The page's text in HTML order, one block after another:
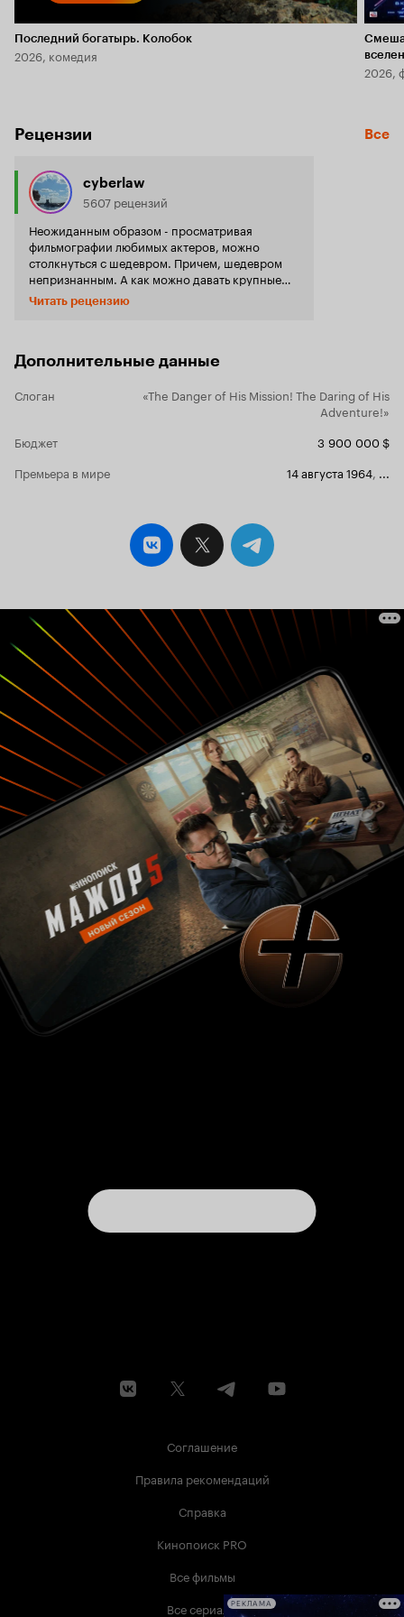
Последний богатырь. Колобок
2026, комедия
2026,
Рецензии Все
cyberlaw
5607 рецензий
Неожиданным образом - просматривая
фильмографии любимых актеров, можно
столкнуться с шедевром. Причем, шедевром
непризнанным. А как можно давать крупные
призы фильму или отбирать его на фестивали,
если есть политический подтекст:
территории Испании. Подтекст сюжета
основан на новейшей истории: после
гражданской войны в Испании, многие
партизаны переехали во Францию, но
Испанию и вели подрывную деятельность там.
герой испанских повстанцев. На протяжении
но теперь он постарел. Обстоятельства ставят
его перед выбором - спокойная старость или
возвращение к самому себе. Мануэлю Артигезу
придется встретиться с честным и искренне
которого погиб не выдав Артигеза.
Потрясающая роль Грегори Пека и режиссура
Цинеманна. На мой взгляд, это смелое кино -
лучший фильм 1964 года, который кстати
предвосхитил 'Непрощенный' Клинта Иствуда.
Дополнительно неколько слов о названии - оно
является ключом к пониманию сути всего
фильма. Behold a Pale Horse - это цитата из
Откровения святого Иоанна Богослова (6;8):и
вот, конь бледный, и на нем всадник,
которому имя «смерть»; и ад следовал за
ним'... Соответственно, более точное название
фильма, конечно же: 'И вот, бледный конь'. 10
Читать рецензию
Дополнительные данные
Слоган
«The Danger of His Mission! The Daring of His
Adventure!»
Бюджет
3 900 000 $
Премьера в мире
14 августа 1964
Соглашение
Правила рекомендаций
Справка
Кинопоиск PRO
Все фильмы
Все сериалыРЕКЛАМА